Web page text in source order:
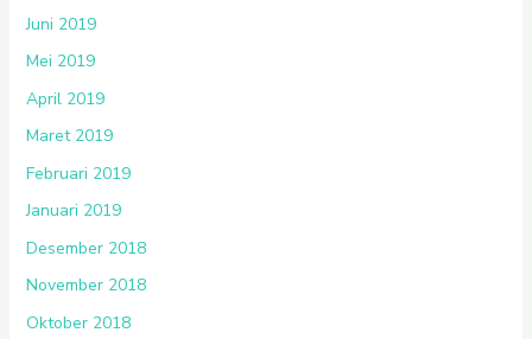
Juni 2019
Mei 2019
April 2019
Maret 2019
Februari 2019
Januari 2019
Desember 2018
November 2018
Oktober 2018